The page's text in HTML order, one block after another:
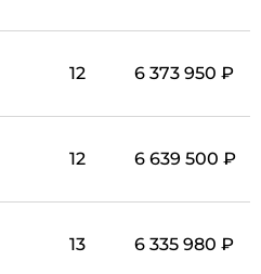
12 6 373 950 ₽
12 6 639 500 ₽
13 6 335 980 ₽